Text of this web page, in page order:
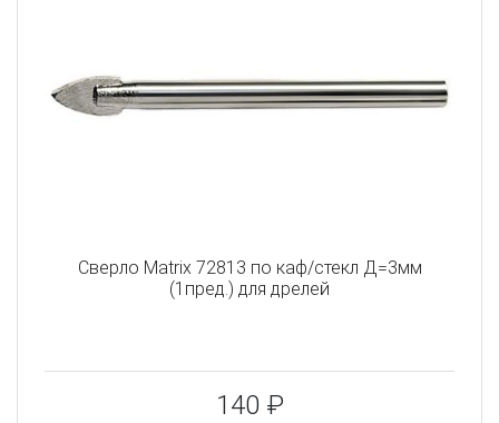
Сверло Matrix 72813 по каф/стекл Д=3мм
(1пред.) для дрелей
140 ₽